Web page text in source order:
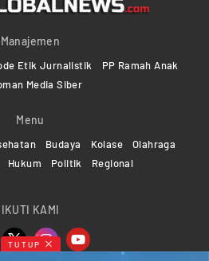
Manajemen
Etik Jurnalistik
PP Ramah Anak
Media Siber
Menu
Budaya Kolase
Olahraga
Hukum Politik Regional
IKUTI KAMI
TUTUP